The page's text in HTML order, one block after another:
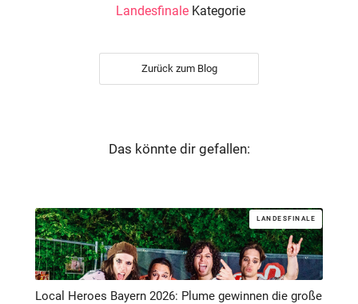
Landesfinale Kategorie
Zurück zum Blog
Das könnte dir gefallen:
LANDESFINALE
Local Heroes Bayern 2026: Plume gewinnen die große